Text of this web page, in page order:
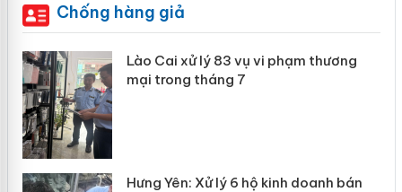
Chống hàng giả
Lào Cai xử lý 83 vụ vi phạm thương
mại trong tháng 7
Hưng Yên: Xử lý 6 hộ kinh doanh bán